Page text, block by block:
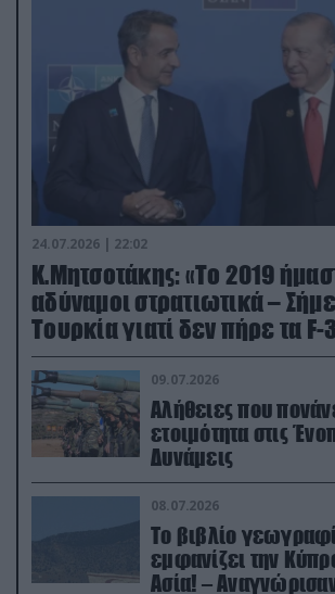
24.07.2026 | 22:02
Κ.Μητσοτάκης: «Το 2019
αδύναμοι στρατιωτικά –
Τουρκία γιατί δεν πήρε τα F-
(βίντεο)
09.07.2026
Αλήθειες που
ετοιμότητα στις
Δυνάμεις
08.07.2026
Το βιβλίο
εμφανίζει την
Ασία! –